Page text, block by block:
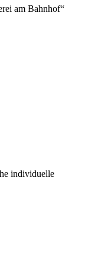
am Bahnhof“
individuelle